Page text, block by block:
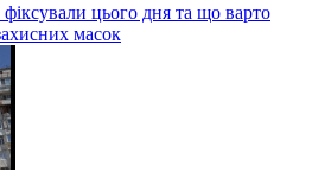
цього дня та що варто
масок